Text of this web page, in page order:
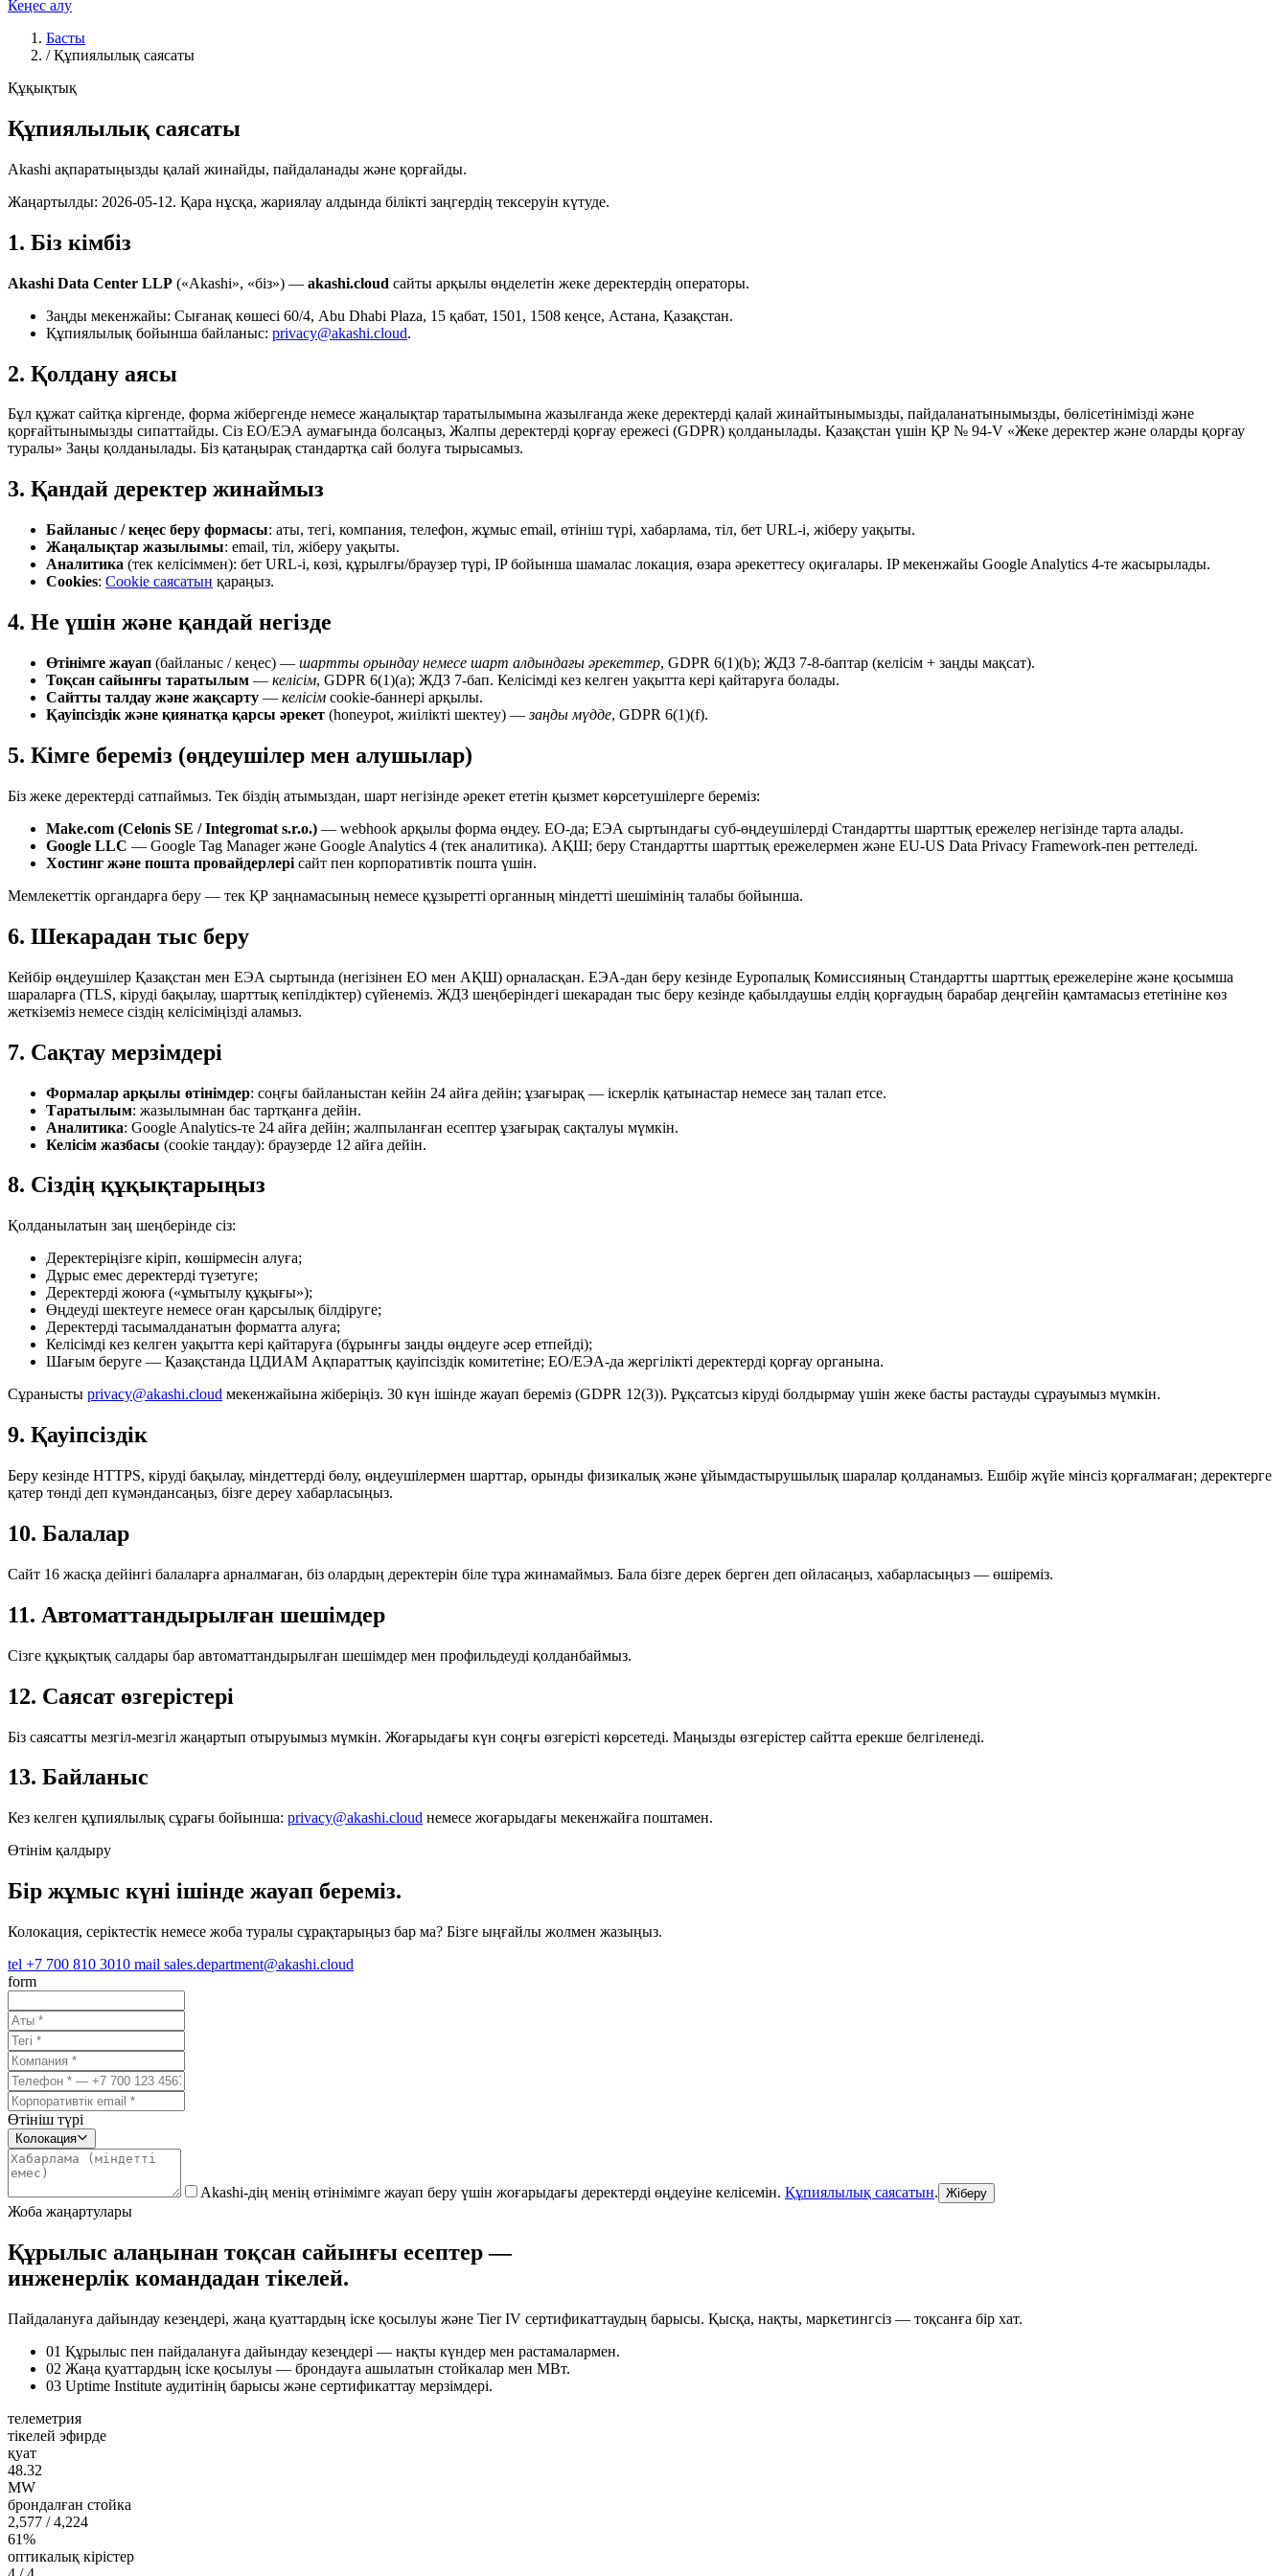
Кеңес алу
Басты
/ Құпиялылық саясаты
Құқықтық
Құпиялылық саясаты
Akashi ақпаратыңызды қалай жинайды, пайдаланады және қорғайды.
Жаңартылды: 2026-05-12. Қара нұсқа, жариялау алдында білікті заңгердің тексеруін күтуде.
1. Біз кімбіз
Akashi Data Center LLP («Akashi», «біз») — akashi.cloud сайты арқылы өңделетін жеке деректердің операторы.
Заңды мекенжайы: Сығанақ көшесі 60/4, Abu Dhabi Plaza, 15 қабат, 1501, 1508 кеңсе, Астана, Қазақстан.
Құпиялылық бойынша байланыс: privacy@akashi.cloud.
2. Қолдану аясы
Бұл құжат сайтқа кіргенде, форма жібергенде немесе жаңалықтар таратылымына жазылғанда жеке деректерді қалай жинайтынымызды, пайдаланатынымызды, бөлісетінімізді және
қорғайтынымызды сипаттайды. Сіз ЕО/ЕЭА аумағында болсаңыз, Жалпы деректерді қорғау ережесі (GDPR) қолданылады. Қазақстан үшін ҚР № 94-V «Жеке деректер және оларды қорғау
туралы» Заңы қолданылады. Біз қатаңырақ стандартқа сай болуға тырысамыз.
3. Қандай деректер жинаймыз
Байланыс / кеңес беру формасы: аты, тегі, компания, телефон, жұмыс email, өтініш түрі, хабарлама, тіл, бет URL-і, жіберу уақыты.
Жаңалықтар жазылымы: email, тіл, жіберу уақыты.
Аналитика (тек келісіммен): бет URL-і, көзі, құрылғы/браузер түрі, IP бойынша шамалас локация, өзара әрекеттесу оқиғалары. IP мекенжайы Google Analytics 4-те жасырылады.
Cookies: Cookie саясатын қараңыз.
4. Не үшін және қандай негізде
Өтінімге жауап (байланыс / кеңес) — шартты орындау немесе шарт алдындағы әрекеттер, GDPR 6(1)(b); ЖДЗ 7-8-баптар (келісім + заңды мақсат).
Тоқсан сайынғы таратылым — келісім, GDPR 6(1)(a); ЖДЗ 7-бап. Келісімді кез келген уақытта кері қайтаруға болады.
Сайтты талдау және жақсарту — келісім cookie-баннері арқылы.
Қауіпсіздік және қиянатқа қарсы әрекет (honeypot, жиілікті шектеу) —заңды мүдде, GDPR 6(1)(f).
5. Кімге береміз (өңдеушілер мен алушылар)
Біз жеке деректерді сатпаймыз. Тек біздің атымыздан, шарт негізінде әрекет ететін қызмет көрсетушілерге береміз:
Make.com (Celonis SE / Integromat s.r.o.) — webhook арқылы форма өңдеу. ЕО-да; ЕЭА сыртындағы суб-өңдеушілерді Стандартты шарттық ережелер негізінде тарта алады.
Google LLC — Google Tag Manager және Google Analytics 4 (тек аналитика). АҚШ; беру Стандартты шарттық ережелермен және EU-US Data Privacy Framework-пен реттеледі.
Хостинг және пошта провайдерлері сайт пен корпоративтік пошта үшін.
Мемлекеттік органдарға беру — тек ҚР заңнамасының немесе құзыретті органның міндетті шешімінің талабы бойынша.
6. Шекарадан тыс беру
Кейбір өңдеушілер Қазақстан мен ЕЭА сыртында (негізінен ЕО мен АҚШ) орналасқан. ЕЭА-дан беру кезінде Еуропалық Комиссияның Стандартты шарттық ережелеріне және қосымша
шараларға (TLS, кіруді бақылау, шарттық кепілдіктер) сүйенеміз. ЖДЗ шеңберіндегі шекарадан тыс беру кезінде қабылдаушы елдің қорғаудың барабар деңгейін қамтамасыз ететініне көз
жеткіземіз немесе сіздің келісіміңізді аламыз.
7. Сақтау мерзімдері
Формалар арқылы өтінімдер: соңғы байланыстан кейін 24 айға дейін; ұзағырақ — іскерлік қатынастар немесе заң талап етсе.
Таратылым: жазылымнан бас тартқанға дейін.
Аналитика: Google Analytics-те 24 айға дейін; жалпыланған есептер ұзағырақ сақталуы мүмкін.
Келісім жазбасы (cookie таңдау): браузерде 12 айға дейін.
8. Сіздің құқықтарыңыз
Қолданылатын заң шеңберінде сіз:
Деректеріңізге кіріп, көшірмесін алуға;
Дұрыс емес деректерді түзетуге;
Деректерді жоюға («ұмытылу құқығы»);
Өңдеуді шектеуге немесе оған қарсылық білдіруге;
Деректерді тасымалданатын форматта алуға;
Келісімді кез келген уақытта кері қайтаруға (бұрынғы заңды өңдеуге әсер етпейді);
Шағым беруге — Қазақстанда ЦДИАМ Ақпараттық қауіпсіздік комитетіне; ЕО/ЕЭА-да жергілікті деректерді қорғау органына.
Сұранысты privacy@akashi.cloud мекенжайына жіберіңіз. 30 күн ішінде жауап береміз (GDPR 12(3)). Рұқсатсыз кіруді болдырмау үшін жеке басты растауды сұрауымыз мүмкін.
9. Қауіпсіздік
Беру кезінде HTTPS, кіруді бақылау, міндеттерді бөлу, өңдеушілермен шарттар, орынды физикалық және ұйымдастырушылық шаралар қолданамыз. Ешбір жүйе мінсіз қорғалмаған; деректерге
қатер төнді деп күмәндансаңыз, бізге дереу хабарласыңыз.
10. Балалар
Сайт 16 жасқа дейінгі балаларға арналмаған, біз олардың деректерін біле тұра жинамаймыз. Бала бізге дерек берген деп ойласаңыз, хабарласыңыз — өшіреміз.
11. Автоматтандырылған шешімдер
Сізге құқықтық салдары бар автоматтандырылған шешімдер мен профильдеуді қолданбаймыз.
12. Саясат өзгерістері
Біз саясатты мезгіл-мезгіл жаңартып отыруымыз мүмкін. Жоғарыдағы күн соңғы өзгерісті көрсетеді. Маңызды өзгерістер сайтта ерекше белгіленеді.
13. Байланыс
Кез келген құпиялылық сұрағы бойынша: privacy@akashi.cloud немесе жоғарыдағы мекенжайға поштамен.
Өтінім қалдыру
Бір жұмыс күні ішінде жауап береміз.
Колокация, серіктестік немесе жоба туралы сұрақтарыңыз бар ма? Бізге ыңғайлы жолмен жазыңыз.
tel +7 700 810 3010 mail sales.department@akashi.cloud
form
Өтініш түрі
Колокация
Akashi-дің менің өтінімімге жауап беру үшін жоғарыдағы деректерді өңдеуіне келісемін. Құпиялылық саясатын. Жіберу
Жоба жаңартулары
Құрылыс алаңынан тоқсан сайынғы есептер —
инженерлік командадан тікелей.
Пайдалануға дайындау кезеңдері, жаңа қуаттардың іске қосылуы және Tier IV сертификаттаудың барысы. Қысқа, нақты, маркетингсіз — тоқсанға бір хат.
01 Құрылыс пен пайдалануға дайындау кезеңдері — нақты күндер мен растамалармен.
02 Жаңа қуаттардың іске қосылуы — брондауға ашылатын стойкалар мен МВт.
03 Uptime Institute аудитінің барысы және сертификаттау мерзімдері.
телеметрия
тікелей эфирде
қуат
48.32
MW
брондалған стойка
2,577 / 4,224
61%
оптикалық кірістер